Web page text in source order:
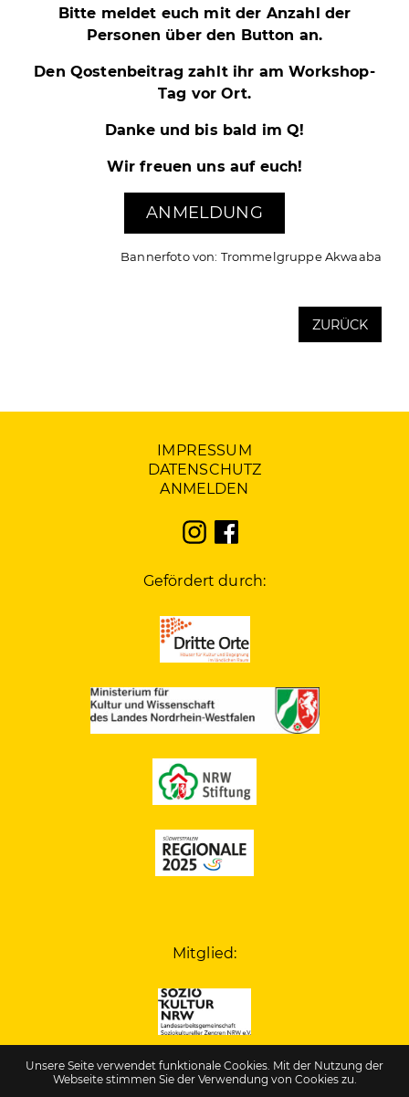
Bitte meldet euch mit der Anzahl der
Personen über den Button an.
Den Qostenbeitrag zahlt ihr am Workshop-
Tag vor Ort.
Danke und bis bald im Q!
Wir freuen uns auf euch!
ANMELDUNG
Bannerfoto von: Trommelgruppe Akwaaba
ZURÜCK
IMPRESSUM
DATENSCHUTZ
ANMELDEN
Gefördert durch:
Mitglied:
Unsere Seite verwendet funktionale Cookies. Mit der Nutzung der
Webseite stimmen Sie der Verwendung von Cookies zu.